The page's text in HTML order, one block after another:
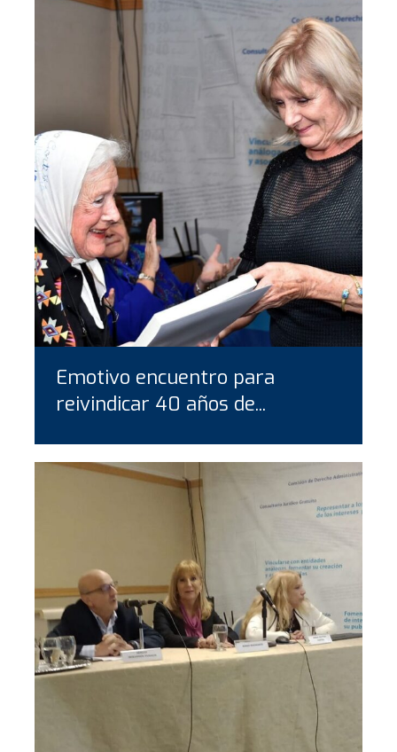
Emotivo encuentro para
reivindicar 40 años de...